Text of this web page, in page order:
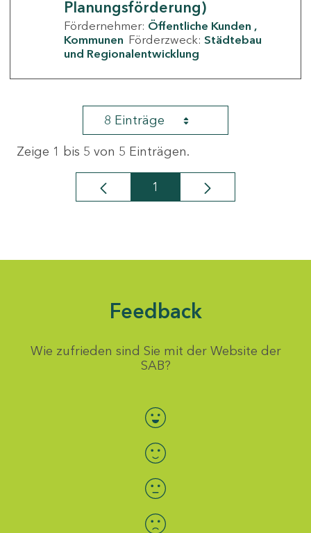
Planungsförderung)
Fördernehmer: Öffentliche Kunden
Kommunen Förderzweck: Städtebau
und Regionalentwicklung
8 Einträge
Zeige 1 bis 5 von 5 Einträgen.
Seite
1
Feedback
Wie zufrieden sind Sie mit der Website der
SAB?
Bewertung auswählen